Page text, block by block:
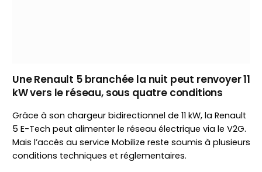
Une Renault 5 branchée la nuit peut renvoyer 11
kW vers le réseau, sous quatre conditions
Grâce à son chargeur bidirectionnel de 11 kW, la Renault
5 E-Tech peut alimenter le réseau électrique via le V2G.
Mais l’accès au service Mobilize reste soumis à plusieurs
conditions techniques et réglementaires.